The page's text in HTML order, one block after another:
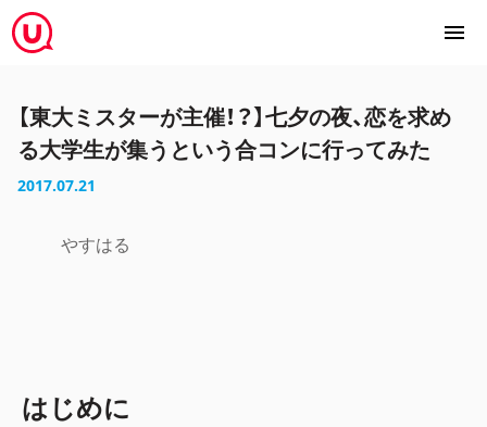
【東大ミスターが主催！？】七夕の夜、恋を求め
る大学生が集うという合コンに行ってみた
2017.07.21
やすはる
はじめに